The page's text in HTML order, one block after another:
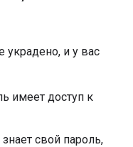
украдено, и у вас
имеет доступ к
свой пароль,